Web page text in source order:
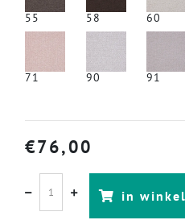
55 58 60
71 90 91
€76,00
in